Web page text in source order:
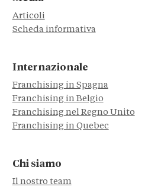
Articoli
Scheda informativa
Internazionale
Franchising in Spagna
Franchising in Belgio
Franchising nel Regno Unito
Franchising in Quebec
Chi siamo
Il nostro team